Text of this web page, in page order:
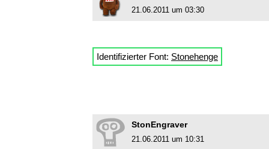
21.06.2011 um 03:30
Identifizierter Font: Stonehenge
StonEngraver
21.06.2011 um 10:31